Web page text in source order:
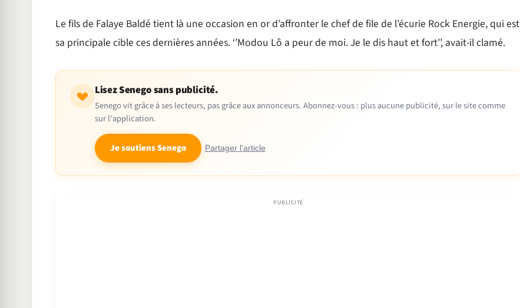
Le fils de Falaye Baldé tient là une occasion en or d’affronter le chef de file de l’écurie Rock Energie, qui est
sa principale cible ces dernières années. ‘’Modou Lô a peur de moi. Je le dis haut et fort’’, avait-il clamé.
Lisez Senego sans publicité.
Senego vit grâce à ses lecteurs, pas grâce aux annonceurs. Abonnez-vous : plus aucune publicité, sur le site comme
sur l'application.
Je soutiens Senego Partager l'article